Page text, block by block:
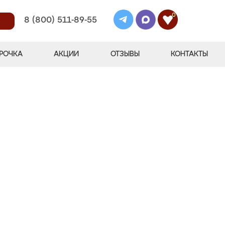
8 (800) 511-89-55
0
АКЦИИ ОТЗЫВЫ КОНТАКТЫ